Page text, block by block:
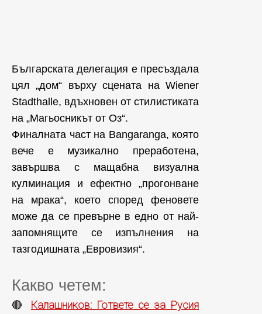
Българската делегация е пресъздала
цял „дом“ върху сцената на Wiener
Stadthalle, вдъхновен от стилистиката
на „Магьосникът от Оз“.
Финалната част на Bangaranga, която
вече е музикално преработена,
завършва с мащабна визуална
кулминация и ефектно „прогонване
на мрака“, което според феновете
може да се превърне в едно от най-
запомнящите се изпълнения на
тазгодишната „Евровизия“.
Какво четем:
🔴 Калашников: Гответе се за Русия